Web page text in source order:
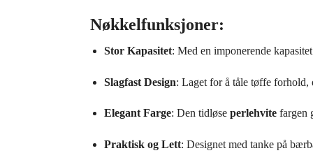
Nøkkelfunksjoner:
Stor Kapasitet: Med en imponerende
Slagfast Design: Laget for å tåle tøffe forhold,
Elegant Farge: Den tidløse perlehvitefargen
Praktisk og Lett: Designet med tanke på